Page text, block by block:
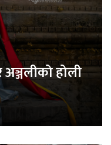
अञ्जलीको होली